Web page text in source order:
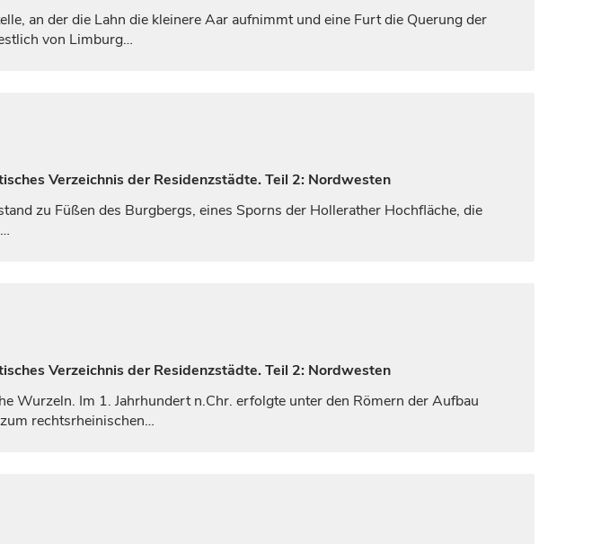
an der die Lahn die kleinere Aar aufnimmt und eine Furt die Querung der
von Limburg…
Verzeichnis der Residenzstädte. Teil 2: Nordwesten
zu Füßen des Burgbergs, eines Sporns der Hollerather Hochfläche, die
Verzeichnis der Residenzstädte. Teil 2: Nordwesten
Wurzeln. Im 1. Jahrhundertn.Chr. erfolgte unter den Römern der Aufbau
rechtsrheinischen…